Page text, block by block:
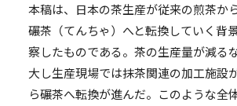
本稿は、日本の茶生産が従来の煎茶か
碾茶（てんちゃ）へと転換していく背
察したものである。茶の生産量が減る
大し生産現場では抹茶関連の加工施設
ら碾茶へ転換が進んだ。このような全